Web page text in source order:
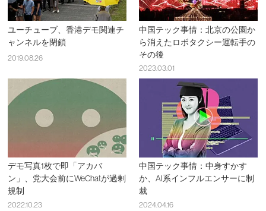
ユーチューブ、香港デモ関連チ
ャンネルを閉鎖
2019.08.26
中国テック事情：北京の公園か
ら消えたロボタクシー運転手の
その後
2023.03.01
デモ写真1枚で即「アカバ
ン」、党大会前にWeChatが過剰
規制
2022.10.23
中国テック事情：中身すかす
か、AI系インフルエンサーに制
裁
2024.04.16